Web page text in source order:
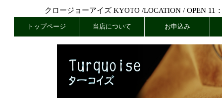
クロージョーアイズ KYOTO /LOCATION/ OPEN 11
トップページ 当店について お申込み